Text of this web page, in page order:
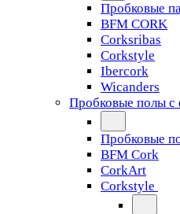
Пробковые
BFM CORK
Corksribas
Corkstyle
Ibercork
Wicanders
Пробковые полы с
Пробковые
BFM Cork
CorkArt
Corkstyle